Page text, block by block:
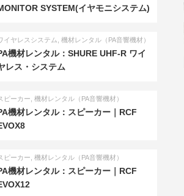
SYSTEM(イヤモニシステム)
イヤレスシステム 機材レンタル（PA音響機材）
機材レンタル：SHURE UHF-R ワイ
レス・システム
ピーカー 機材レンタル（PA音響機材）
機材レンタル：スピーカー｜RCF
ピーカー 機材レンタル（PA音響機材）
機材レンタル：スピーカー｜RCF